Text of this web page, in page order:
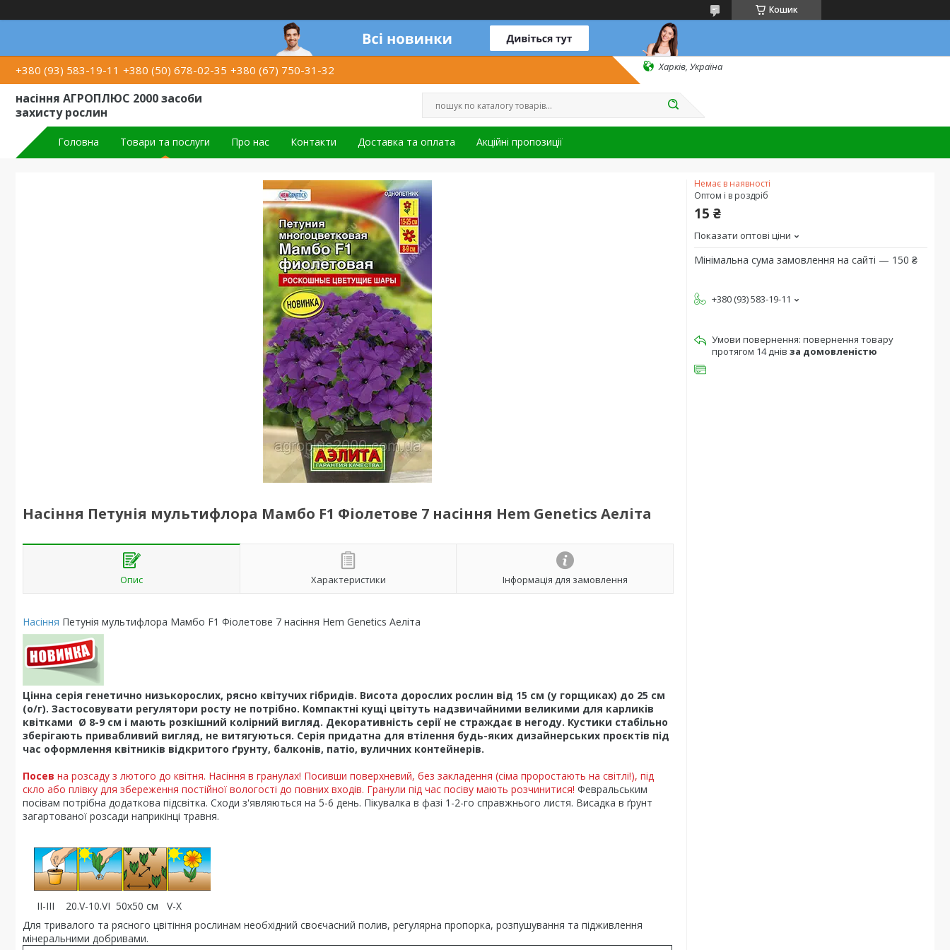
Кошик
+380 (93) 583-19-11 +380 (50) 678-02-35 +380 (67) 750-31-32 Харків, Україна
насіння АГРОПЛЮС 2000 засоби
захисту рослин
Головна Товари та послуги Про нас Контакти Доставка та оплата Акційні пропозиції
Насіння Петунія мультифлора Мамбо F1 Фіолетове 7 насіння Hem Genetics Аеліта
Опис Характеристики Інформація для замовлення
Насіння Петунія мультифлора Мамбо F1 Фіолетове 7 насіння Hem Genetics Аеліта
Цінна серія генетично низькорослих, рясно квітучих гібридів. Висота дорослих рослин від 15 см (у горщиках) до 25 см
(о/г). Застосовувати регулятори росту не потрібно. Компактні кущі цвітуть надзвичайними великими для карликів
квітками Ø 8-9 см і мають розкішний колірний вигляд. Декоративність серії не страждає в негоду. Кустики стабільно
зберігають привабливий вигляд, не витягуються. Серія придатна для втілення будь-яких дизайнерських проєктів під
час оформлення квітників відкритого ґрунту, балконів, патіо, вуличних контейнерів.
Посев на розсаду з лютого до квітня. Насіння в гранулах! Посивши поверхневий, без закладення (сіма проростають на світлі!), під
скло або плівку для збереження постійної вологості до повних входів. Гранули під час посіву мають розчинитися! Февральським
посівам потрібна додаткова підсвітка. Сходи з'являються на 5-6 день. Пікувалка в фазі 1-2-го справжнього листя. Висадка в ґрунт
загартованої розсади наприкінці травня.
II-III 20.V-10.VI 50x50 см V-Х
Для тривалого та рясного цвітіння рослинам необхідний своєчасний полив, регулярна пропорка, розпушування та підживлення
мінеральними добривами.
Немає в наявності
Оптом і в роздріб
15 ₴
Показати оптові ціни
Мінімальна сума замовлення на сайті — 150 ₴
+380 (93) 583-19-11
повернення товару
протягом 14 днів за домовленістю